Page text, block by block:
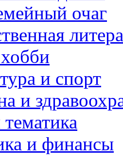
очаг
и спорт
и
и финансы